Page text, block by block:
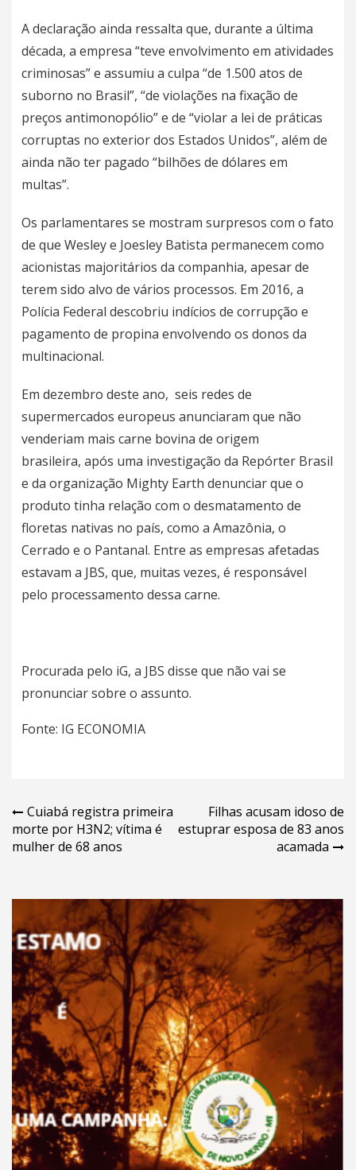
A declaração ainda ressalta que, durante a última
década, a empresa “teve envolvimento em atividades
criminosas” e assumiu a culpa “de 1.500 atos de
suborno no Brasil”, “de violações na fixação de
preços antimonopólio” e de “violar a lei de práticas
corruptas no exterior dos Estados Unidos”, além de
ainda não ter pagado “bilhões de dólares em
multas”.
Os parlamentares se mostram surpresos com o fato
de que Wesley e Joesley Batista permanecem como
acionistas majoritários da companhia, apesar de
terem sido alvo de vários processos. Em 2016, a
Polícia Federal descobriu indícios de corrupção e
pagamento de propina envolvendo os donos da
multinacional.
Em dezembro deste ano, seis redes de
supermercados europeus anunciaram que não
venderiam mais carne bovina de origem
brasileira, após uma investigação da Repórter Brasil
e da organização Mighty Earth denunciar que o
produto tinha relação com o desmatamento de
floretas nativas no país, como a Amazônia, o
Cerrado e o Pantanal. Entre as empresas afetadas
estavam a JBS, que, muitas vezes, é responsável
pelo processamento dessa carne.
Procurada pelo iG, a JBS disse que não vai se
pronunciar sobre o assunto.
Fonte: IG ECONOMIA
Navegação
de
Cuiabá registra primeira
morte por H3N2; vítima é
mulher de 68 anos
Filhas acusam idoso de
estuprar esposa de 83 anos
acamada